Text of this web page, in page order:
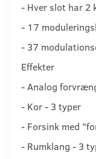
- Hver slot har 2
- 17
- 37
Effekter
- Analog
- Kor - 3 typer
- Forsink med
- Rumklang - 3